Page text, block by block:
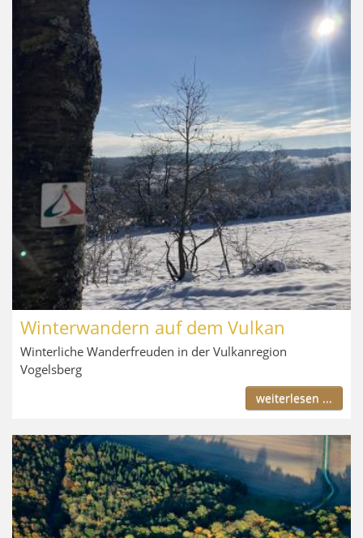
Winterwandern auf dem Vulkan
Winterliche Wanderfreuden in der Vulkanregion
Vogelsberg
weiterlesen ...